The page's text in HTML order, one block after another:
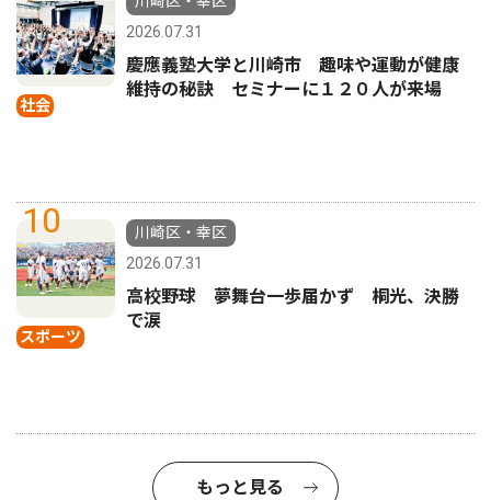
社会
2026.07.31
慶應義塾大学と川崎市 趣味や運動が健康
維持の秘訣 セミナーに１２０人が来場
10
スポーツ
川崎区・幸区
2026.07.31
高校野球 夢舞台一歩届かず 桐光、決勝
で涙
もっと見る